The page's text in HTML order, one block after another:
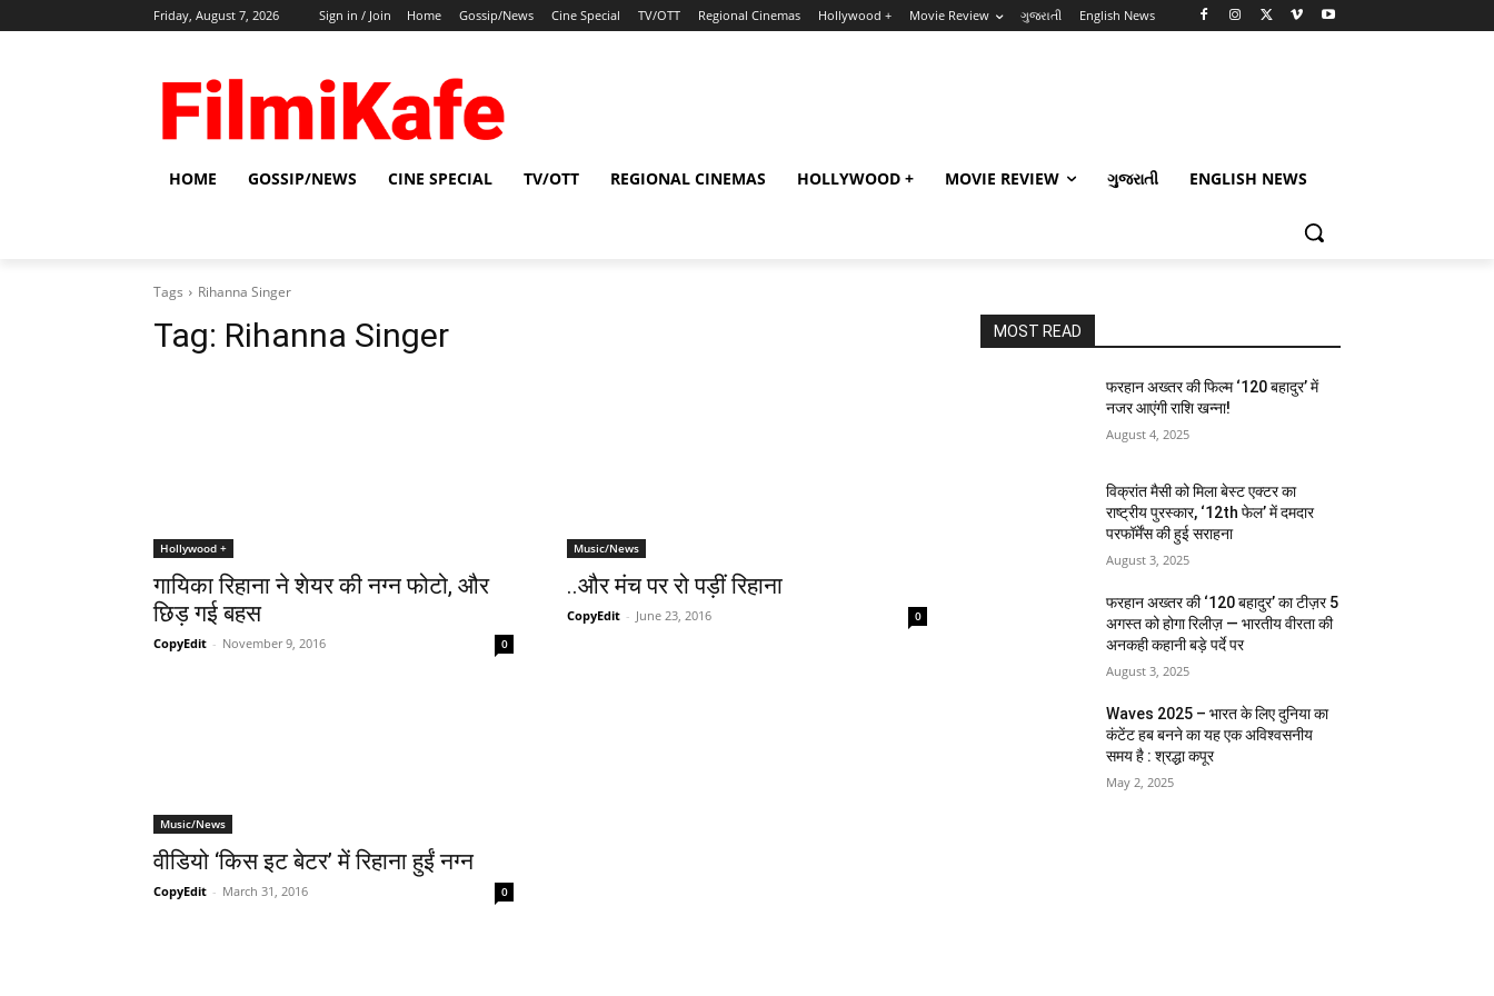
Friday, August 7, 2026 Sign in / Join Home Gossip/News Cine Special TV/OTT Regional Cinemas Hollywood + Movie Review ગુજરાતી English News
HOME GOSSIP/NEWS CINE SPECIAL TV/OTT REGIONAL CINEMAS HOLLYWOOD + MOVIE REVIEW ગુજરાતી ENGLISH NEWS
Tags Rihanna Singer
Tag: Rihanna Singer
Hollywood +
गायिका रिहाना ने शेयर की नग्‍न फोटो, और
छिड़ गई बहस
CopyEdit - November 9, 2016 0
Music/News
..और मंच पर रो पड़ीं रिहाना
CopyEdit - June 23, 2016 0
Music/News
वीडियो ‘किस इट बेटर’ में रिहाना हुईं नग्न
CopyEdit - March 31, 2016 0
MOST READ
फरहान अख्तर की फिल्म ‘120 बहादुर’ में
नजर आएंगी राशि खन्ना!
August 4, 2025
विक्रांत मैसी को मिला बेस्ट एक्टर का
राष्ट्रीय पुरस्कार, ‘12th फेल’ में दमदार
परफॉर्मेंस की हुई सराहना
August 3, 2025
फरहान अख्तर की ‘120 बहादुर’ का टीज़र 5
अगस्त को होगा रिलीज़ — भारतीय वीरता की
अनकही कहानी बड़े पर्दे पर
August 3, 2025
Waves 2025 – भारत के लिए दुनिया का
कंटेंट हब बनने का यह एक अविश्वसनीय
समय है : श्रद्धा कपूर
May 2, 2025